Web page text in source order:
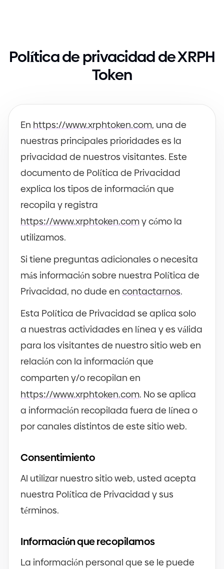
Política de privacidad de XRPH
Token
En https://www.xrphtoken.com, una de
nuestras principales prioridades es la
privacidad de nuestros visitantes. Este
documento de Política de Privacidad
explica los tipos de información que
recopila y registra
https://www.xrphtoken.comy cómo la
utilizamos.
Si tiene preguntas adicionales o necesita
más información sobre nuestra Política de
Privacidad, no dude en contactarnos.
Esta Política de Privacidad se aplica solo
a nuestras actividades en línea y es válida
para los visitantes de nuestro sitio web en
relación con la información que
comparten y/o recopilan en
https://www.xrphtoken.com. No se aplica
a información recopilada fuera de línea o
por canales distintos de este sitio web.
Consentimiento
Al utilizar nuestro sitio web, usted acepta
nuestra Política de Privacidad y sus
términos.
Información que recopilamos
La información personal que se le puede